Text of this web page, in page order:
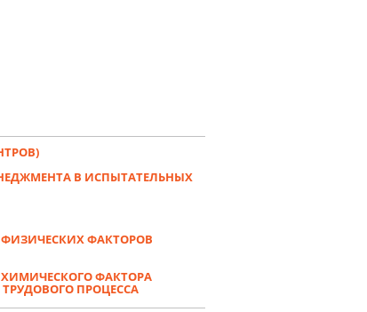
В ИСПЫТАТЕЛЬНЫХ
ФАКТОРОВ
ФАКТОРА
ПРОЦЕССА